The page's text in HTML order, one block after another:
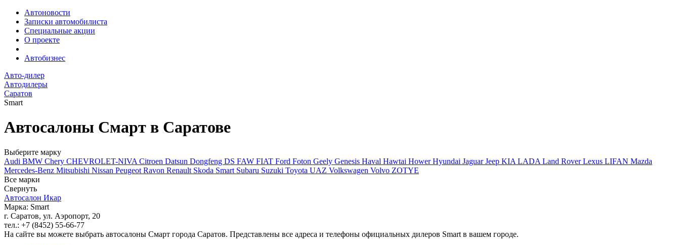
Автоновости
Записки автомобилиста
Специальные акции
О проекте
Автобизнес
Авто-дилер
Автодилеры
Саратов
Smart
Автосалоны Cмарт в Саратове
Выберите марку
Audi BMW Chery CHEVROLET-NIVA Citroen Datsun Dongfeng DS FAW FIAT Ford Foton Geely Genesis Haval Hawtai HowerHyundai JaguarJeep KIA LADA Land RoverLexus LIFAN Mazda
Mercedes-Benz Mitsubishi Nissan Peugeot Ravon Renault Skoda Smart Subaru Suzuki Toyota UAZ Volkswagen Volvo ZOTYE
Все марки
Свернуть
Автосалон Икар
Марка: Smart
г. Саратов, ул. Аэропорт, 20
тел.: +7 (8452) 55-66-77
На сайте вы можете выбрать автосалоны Cмарт города Саратов. Представлены все адреса и телефоны официальных дилеров Smart в вашем городе.